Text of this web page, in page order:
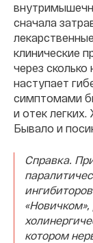
сначала
клинические
через сколько
наступает
симптомами
и отек
Бывало и
Справка.
котором